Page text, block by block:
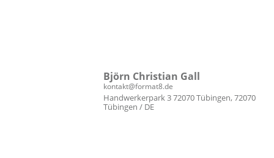
Björn Christian Gall
kontakt@format8.de
Handwerkerpark 3 72070 Tübingen, 72070
Tübingen / DE